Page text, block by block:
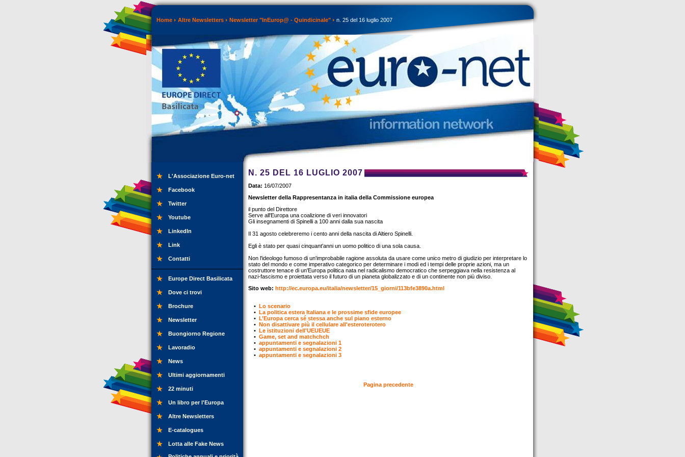
Home Altre Newsletters Newsletter "InEurop@ - Quindicinale" n. 25 del 16 luglio 2007
L'Associazione Euro-net
Facebook
Twitter
Youtube
LinkedIn
Link
Contatti
Europe Direct Basilicata
Dove ci trovi
Brochure
Newsletter
Buongiorno Regione
Lavoradio
News
Ultimi aggiornamenti
22 minuti
Un libro per l'Europa
Altre Newsletters
E-catalogues
Lotta alle Fake News
N. 25 DEL 16 LUGLIO 2007
Data: 16/07/2007
Newsletter della Rappresentanza in italia della Commissione europea
il punto del Direttore
Serve all'Europa una coalizione di veri innovatori
Gli insegnamenti di Spinelli a 100 anni dalla sua nascita
Il 31 agosto celebreremo i cento anni della nascita di Altiero Spinelli.
Egli è stato per quasi cinquant'anni un uomo politico di una sola causa.
Non l'ideologo fumoso di un'improbabile ragione assoluta da usare come unico metro di giudizio per interpretare lo
stato del mondo e come imperativo categorico per determinare i modi ed i tempi delle proprie azioni, ma un
costruttore tenace di un'Europa politica nata nel radicalismo democratico che serpeggiava nella resistenza al
nazi-fascismo e proiettata verso il futuro di un pianeta globalizzato e di un continente non più diviso.
Sito web: http://ec.europa.eu/italia/newsletter/15_giorni/113bfe3890a.html
• Lo scenario
• La politica estera Italiana e le prossime sfide europee
• L’Europa cerca sé stessa anche sul piano esterno
• Non disattivare più il cellulare all'esteroterotero
• Le istituzioni dell'UEUEUE
• Game, set and matchchch
• appuntamenti e segnalazioni 1
• appuntamenti e segnalazioni 2
• appuntamenti e segnalazioni 3
Pagina precedente